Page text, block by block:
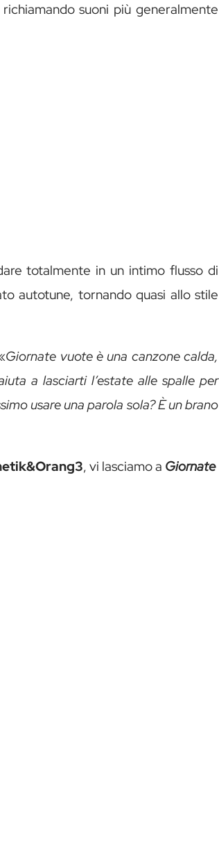
suoni più generalmente
totalmente in un intimo flusso di
autotune, tornando quasi allo stile
Giornate vuote è una canzone calda,
a lasciarti l’estate alle spalle per
usare una parola sola? È un brano
, vi lasciamo a Giornate